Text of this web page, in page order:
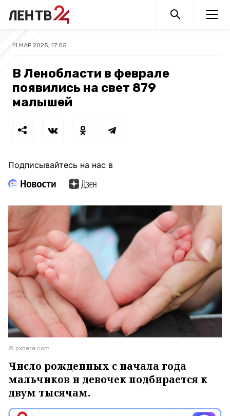
11 МАР 2025, 17:05
В Ленобласти в феврале
появились на свет 879
малышей
Подписывайтесь на нас в
© pxhere.com
Число рожденных с начала года
мальчиков и девочек подбирается к
двум тысячам.